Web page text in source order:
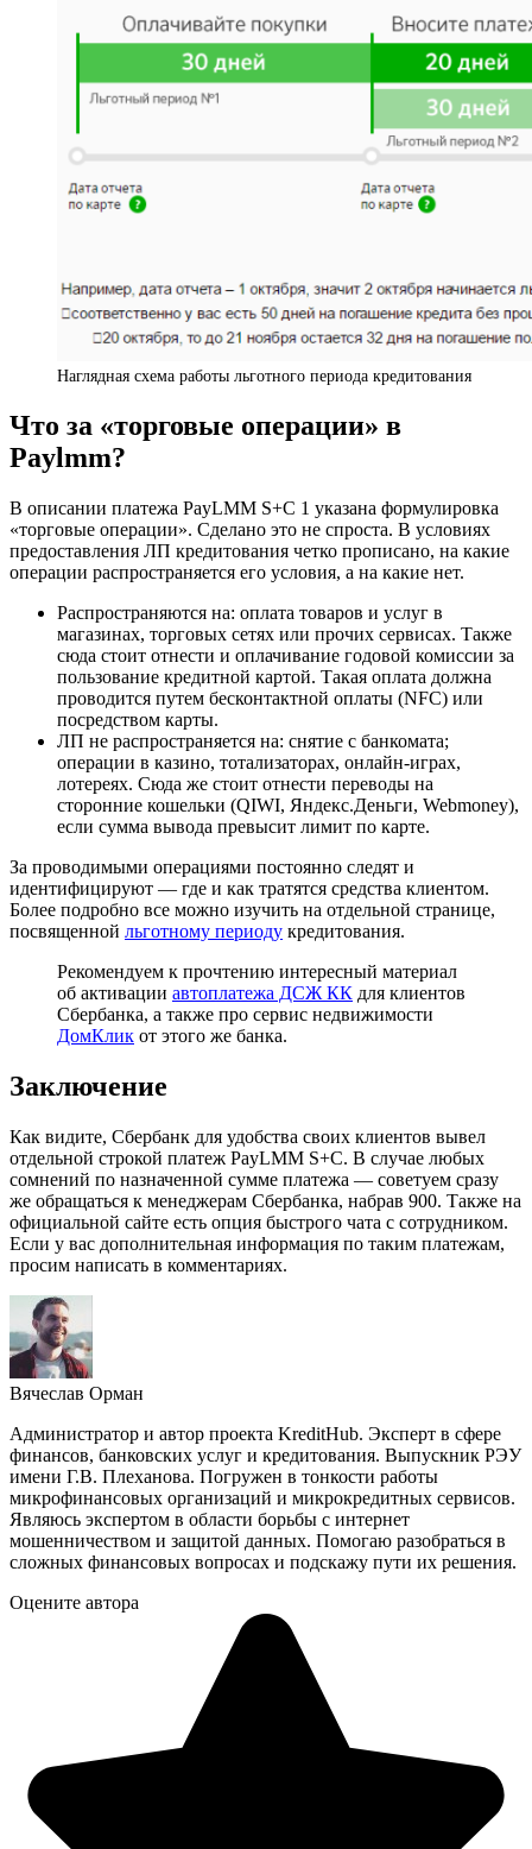
Наглядная схема работы льготного периода кредитования
Что за «торговые операции» в
Paylmm?
В описании платежа PayLMM S+C 1 указана формулировка
«торговые операции». Сделано это не спроста. В условиях
предоставления ЛП кредитования четко прописано, на какие
операции распространяется его условия, а на какие нет.
Распространяются на: оплата товаров и услуг в
магазинах, торговых сетях или прочих сервисах. Также
сюда стоит отнести и оплачивание годовой комиссии за
пользование кредитной картой. Такая оплата должна
проводится путем бесконтактной оплаты (NFC) или
посредством карты.
ЛП не распространяется на: снятие с банкомата;
операции в казино, тотализаторах, онлайн-играх,
лотереях. Сюда же стоит отнести переводы на
сторонние кошельки (QIWI, Яндекс.Деньги, Webmoney),
если сумма вывода превысит лимит по карте.
За проводимыми операциями постоянно следят и
идентифицируют — где и как тратятся средства клиентом.
Более подробно все можно изучить на отдельной странице,
посвященной льготному периоду кредитования.
Рекомендуем к прочтению интересный материал
об активации автоплатежа ДСЖ КК для клиентов
Сбербанка, а также про сервис недвижимости
ДомКлик от этого же банка.
Заключение
Как видите, Сбербанк для удобства своих клиентов вывел
отдельной строкой платеж PayLMM S+C. В случае любых
сомнений по назначенной сумме платежа — советуем сразу
же обращаться к менеджерам Сбербанка, набрав 900. Также на
официальной сайте есть опция быстрого чата с сотрудником.
Если у вас дополнительная информация по таким платежам,
просим написать в комментариях.
Вячеслав Орман
Администратор и автор проекта KreditHub. Эксперт в сфере
финансов, банковских услуг и кредитования. Выпускник РЭУ
имени Г.В. Плеханова. Погружен в тонкости работы
микрофинансовых организаций и микрокредитных сервисов.
Являюсь экспертом в области борьбы с интернет
мошенничеством и защитой данных. Помогаю разобраться в
сложных финансовых вопросах и подскажу пути их решения.
Оцените автора